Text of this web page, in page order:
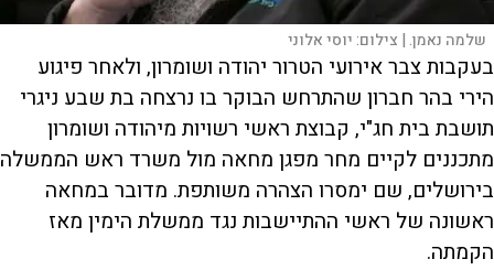
שלמה נאמן. | צילום:יוסי אלוני
בעקבות צבר אירועי הטרור יהודה ושומרון, ולאחר פיגוע
הירי בהר חברון שהתרחש הבוקר בו נרצחה בת שבע ניגרי
תושבת בית חג"י, קבוצת ראשי רשויות מיהודה ושומרון
מתכננים לקיים מחר מפגן מחאה מול משרד ראש הממשלה
בירושלים, שם ימסרו הצהרה משותפת. מדובר במחאה
ראשונה של ראשי ההתיישבות נגד ממשלת הימין מאז
הקמתה.